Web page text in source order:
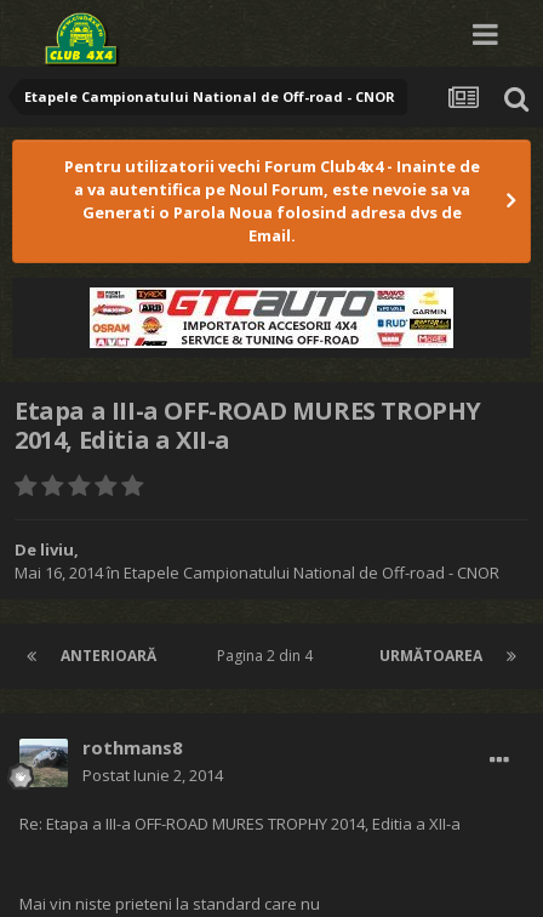
Etapele Campionatului National de Off-road - CNOR
Pentru utilizatorii vechi Forum Club4x4 - Inainte de
a va autentifica pe Noul Forum, este nevoie sa va
Generati o Parola Noua folosind adresa dvs de
Email.
Etapa a III-a OFF-ROAD MURES TROPHY
2014, Editia a XII-a
De liviu,
Mai 16, 2014în Etapele Campionatului National de Off-road - CNOR
ANTERIOARĂ URMĂTOAREA
Pagina 2 din 4
rothmans8
Postat Iunie 2, 2014
Re: Etapa a III-a OFF-ROAD MURES TROPHY 2014, Editia a XII-a
Mai vin niste prieteni la standard care nu